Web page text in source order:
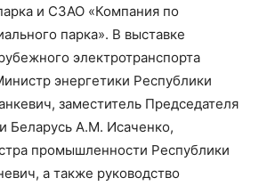
и СЗАО «Компания по
парка». В выставке
электротранспорта
энергетики Республики
заместитель Председателя
Беларусь А.М. Исаченко,
промышленности Республики
а также руководство